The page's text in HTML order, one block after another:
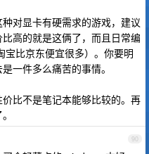
对显卡有硬需求的游戏，建议
高的就是这俩了，而且日常编
宝比京东便宜很多）。你要明
一件多么痛苦的事情。
比不是笔记本能够比较的。再
90